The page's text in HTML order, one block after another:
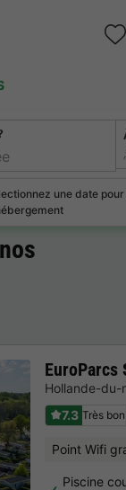
une date
EuroParcs
Hollande-du-
7.3 Très bon
Point Wifi
Piscine